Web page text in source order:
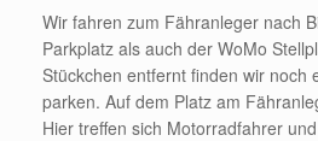
Wir fahren zum Fähranleger nach
Parkplatz als auch der WoMo
Stückchen entfernt finden wir noch
parken. Auf dem Platz am
Hier treffen sich Motorradfahrer